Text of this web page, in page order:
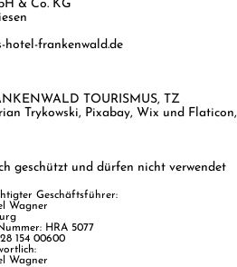
Geschäftsführer:
Wagner​
HRA 5077
154 00600​
Wagner
& Co. KG
hotel-frankenwald.de
TOURISMUS, TZ
Trykowski, Pixabay, Wix und Flaticon,
geschützt und dürfen nicht verwendet